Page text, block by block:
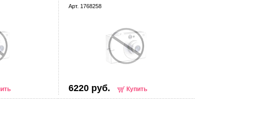
Арт. 1768258
6220 руб. Купить